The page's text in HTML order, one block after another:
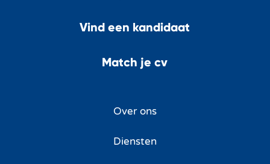
Vind een kandidaat
Match je cv
Over ons
Diensten